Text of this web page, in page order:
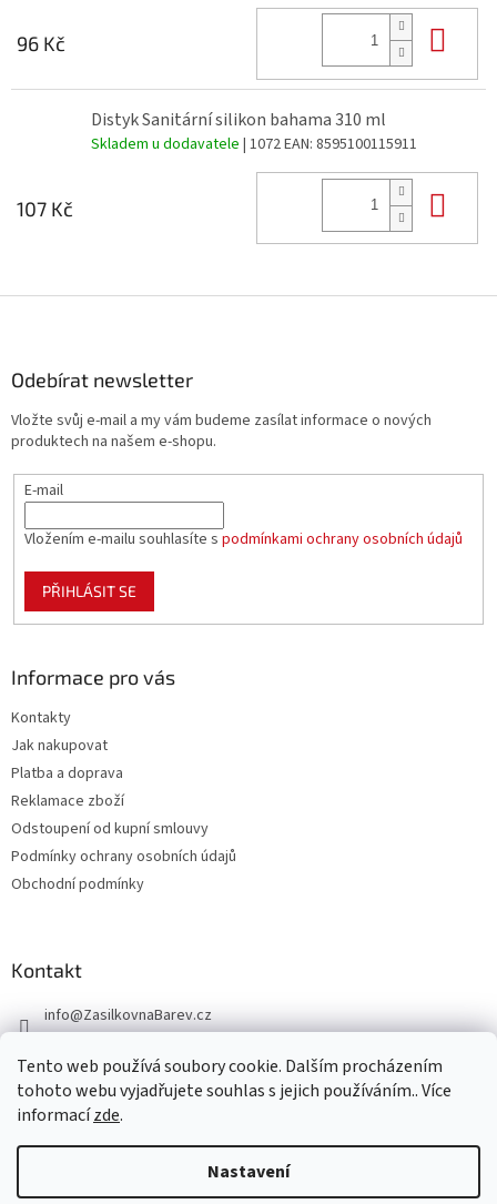
Tento web používá soubory cookie. Dalším procházením
tohoto webu vyjadřujete souhlas s jejich používáním.. Více
informacízde.
Nastavení
96 Kč
Distyk Sanitární silikon bahama 310 ml
Skladem u dodavatele | 1072EAN: 8595100115911
107 Kč
Odebírat newsletter
Vložte svůj e-mail a my vám budeme zasílat informace o nových
produktech na našem e-shopu.
E-mail
Vložením e-mailu souhlasíte s podmínkami ochrany osobních údajů
PŘIHLÁSIT SE
Informace pro vás
Kontakty
Jak nakupovat
Platba a doprava
Reklamace zboží
Odstoupení od kupní smlouvy
Podmínky ochrany osobních údajů
Obchodní podmínky
Kontakt
info@ZasilkovnaBarev.cz
Vytvořil Shoptet